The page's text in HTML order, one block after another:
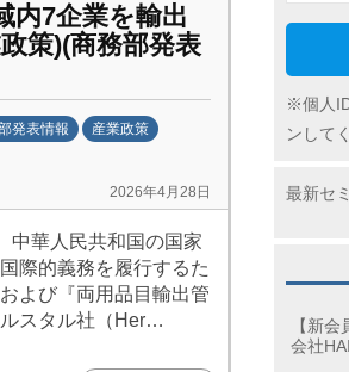
内7企業を輸出
策)(商務部発表
発表情報
産業政策
2026年4月28日
中華人民共和国の国家
際的義務を履行するた
よび『両用品目輸出管
スタル社（Her…
※個人
ンして
最新セ
【新
会社